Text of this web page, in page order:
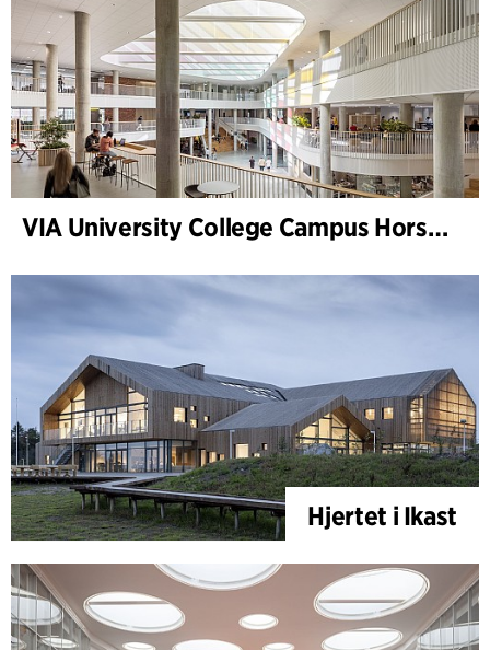
VIA University College Campus Horsens
Hjertet i Ikast